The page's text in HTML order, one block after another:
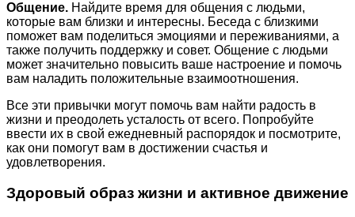
Общение. Найдите время для общения с людьми,
которые вам близки и интересны. Беседа с близкими
поможет вам поделиться эмоциями и переживаниями, а
также получить поддержку и совет. Общение с людьми
может значительно повысить ваше настроение и помочь
вам наладить положительные взаимоотношения.
Все эти привычки могут помочь вам найти радость в
жизни и преодолеть усталость от всего. Попробуйте
ввести их в свой ежедневный распорядок и посмотрите,
как они помогут вам в достижении счастья и
удовлетворения.
Здоровый образ жизни и активное движение